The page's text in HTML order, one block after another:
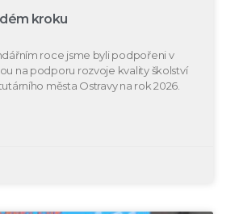
kroku
roce jsme byli podpořeni v
na podporu rozvoje kvality školství
města Ostravy na rok 2026.